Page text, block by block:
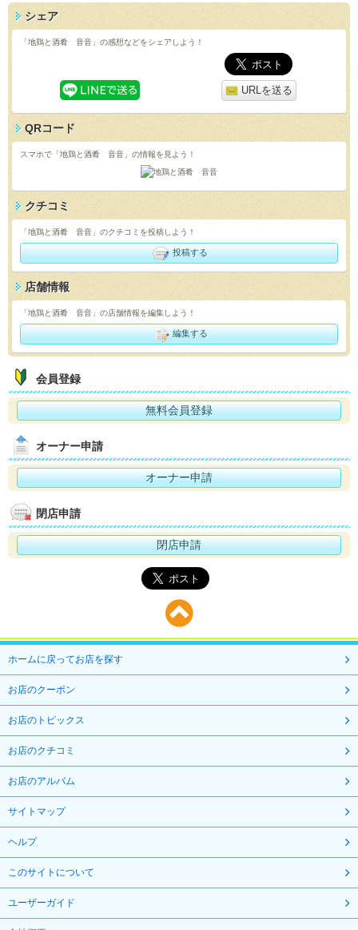
シェア
「地鶏と酒肴 音音」の感想などをシェアしよう！
URLを送る
QRコード
スマホで「地鶏と酒肴 音音」の情報を見よう！
クチコミ
「地鶏と酒肴 音音」のクチコミを投稿しよう！
投稿する
店舗情報
「地鶏と酒肴 音音」の店舗情報を編集しよう！
編集する
会員登録
無料会員登録
オーナー申請
オーナー申請
閉店申請
閉店申請
ホームに戻ってお店を探す
お店のクーポン
お店のトピックス
お店のクチコミ
お店のアルバム
サイトマップ
ヘルプ
このサイトについて
ユーザーガイド